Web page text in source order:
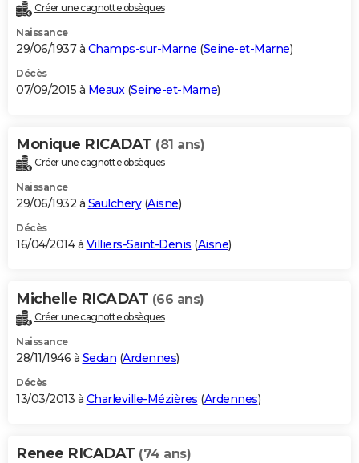
Créer une cagnotte obsèques
Naissance
29/06/1937 à Champs-sur-Marne (Seine-et-Marne)
Décès
07/09/2015 à Meaux(Seine-et-Marne)
Monique RICADAT (81 ans)
Créer une cagnotte obsèques
Naissance
29/06/1932 à Saulchery(Aisne)
Décès
16/04/2014 à Villiers-Saint-Denis (Aisne)
Michelle RICADAT (66 ans)
Créer une cagnotte obsèques
Naissance
28/11/1946 à Sedan (Ardennes)
Décès
13/03/2013 à Charleville-Mézières (Ardennes)
Renee RICADAT (74 ans)